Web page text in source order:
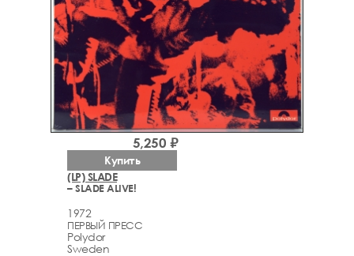
(LP) SLADE
– SLADE ALIVE!
1972
ПЕРВЫЙ ПРЕСС
Polydor
Sweden
5,250 ₽
Купить